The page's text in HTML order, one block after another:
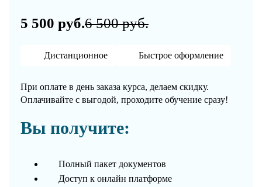
5 500 руб.6 500 руб.
Дистанционное Быстрое оформление
При оплате в день заказа курса, делаем скидку.
Оплачивайте с выгодой, проходите обучение сразу!
Вы получите:
Полный пакет документов
Доступ к онлайн платформе